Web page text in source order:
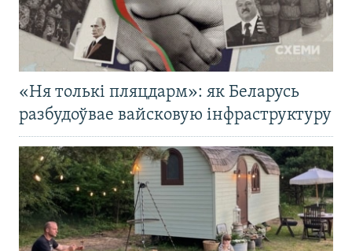
«Ня толькі пляцдарм»: як Беларусь
разбудоўвае вайсковую інфраструктуру